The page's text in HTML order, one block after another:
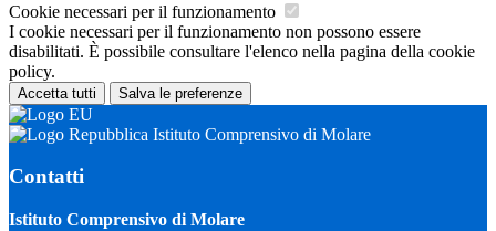
Cookie necessari per il funzionamento
I cookie necessari per il funzionamento non possono essere
disabilitati. È possibile consultare l'elenco nella pagina della cookie
policy.
Accetta tutti Salva le preferenze
Istituto Comprensivo di Molare
Contatti
Istituto Comprensivo di Molare